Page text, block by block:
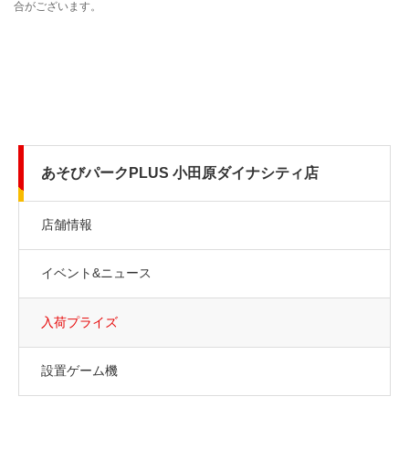
あそびパークPLUS 小田原ダイナシティ店
店舗情報
イベント&ニュース
入荷プライズ
設置ゲーム機